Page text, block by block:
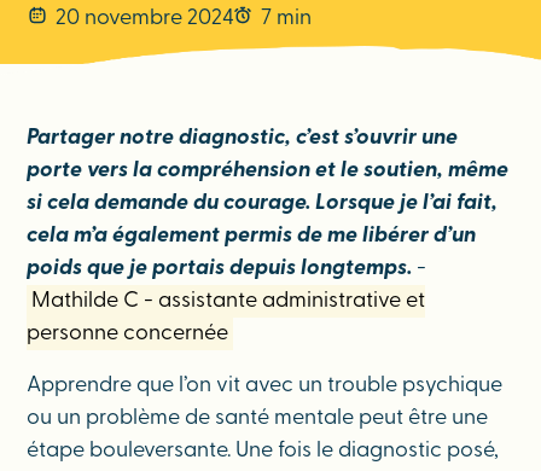
20 novembre 2024 7 min
Partager notre diagnostic, c’est s’ouvrir une
porte vers la compréhension et le soutien, même
si cela demande du courage. Lorsque je l’ai fait,
cela m’a également permis de me libérer d’un
poids que je portais depuis longtemps. -
Mathilde C - assistante administrative et
personne concernée
Apprendre que l’on vit avec un trouble psychique
ou un problème de santé mentale peut être une
étape bouleversante. Une fois le diagnostic posé,